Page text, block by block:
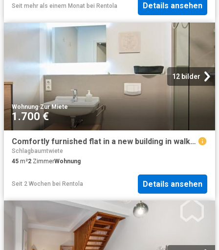
Seit mehr als einem Monat bei Rentola Details ansehen
12 bilder
Wohnung·Zur Miete
1.700 €
Comfortly furnished flat in a new building in walking distance to the Elbe river in Hamburg Altona
Schlagbaumtwiete
45 m²2 ZimmerWohnung
Seit 2 Wochen bei Rentola Details ansehen